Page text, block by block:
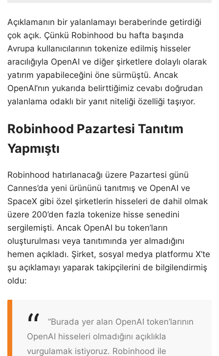
Açıklamanın bir yalanlamayı beraberinde getirdiği
çok açık. Çünkü Robinhood bu hafta başında
Avrupa kullanıcılarının tokenize edilmiş hisseler
aracılığıyla OpenAI ve diğer şirketlere dolaylı olarak
yatırım yapabileceğini öne sürmüştü. Ancak
OpenAI’nın yukarıda belirttiğimiz cevabı doğrudan
yalanlama odaklı bir yanıt niteliği özelliği taşıyor.
Robinhood Pazartesi Tanıtım
Yapmıştı
Robinhood hatırlanacağı üzere Pazartesi günü
Cannes’da yeni ürününü tanıtmış ve OpenAI ve
SpaceX gibi özel şirketlerin hisseleri de dahil olmak
üzere 200’den fazla tokenize hisse senedini
sergilemişti. Ancak OpenAI bu token’ların
oluşturulması veya tanıtımında yer almadığını
hemen açıkladı. Şirket, sosyal medya platformu X’te
şu açıklamayı yaparak takipçilerini de bilgilendirmiş
oldu:
“Burada yer alan OpenAI token’larının
OpenAI hisseleri olmadığını açıklıkla
vurgulamak istiyoruz. Robinhood ile